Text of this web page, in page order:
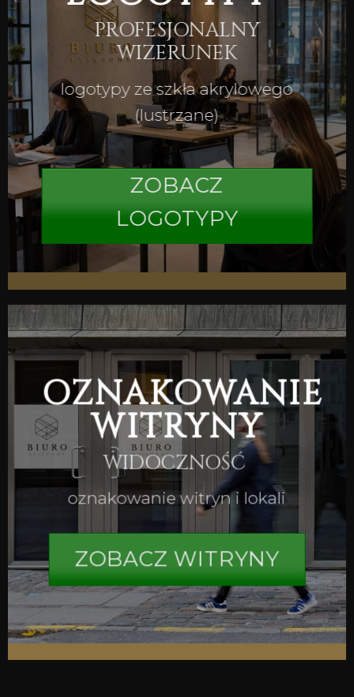
PROFESJONALNY
WIZERUNEK
logotypy ze szkła akrylowego
(lustrzane)
ZOBACZ
LOGOTYPY
OZNAKOWANIE
WITRYNY
WIDOCZNOŚĆ
oznakowanie witryn i lokali
ZOBACZ WITRYNY